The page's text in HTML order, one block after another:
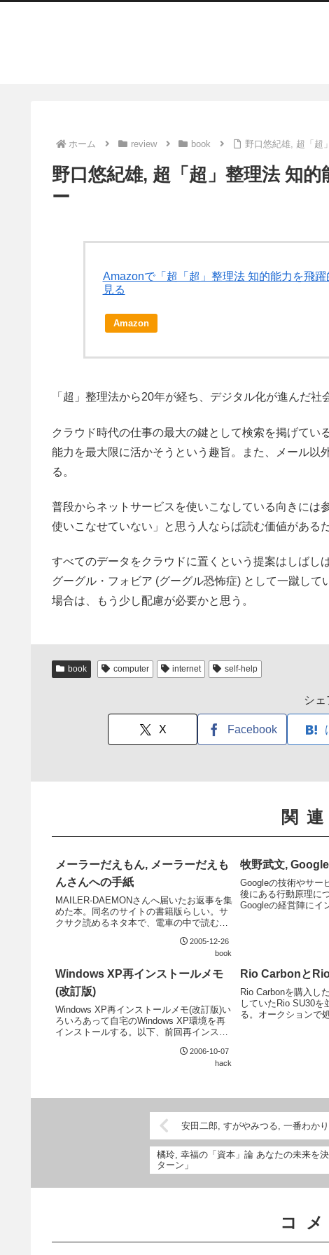
ホーム review book 野口悠紀雄, 超「超
野口悠紀雄, 超「超」整理法 知
ー
Amazonで「超「超」整理法 知的能力を飛
見る
Amazon
「超」整理法から20年が経ち、デジタル化が進んだ社
クラウド時代の仕事の最大の鍵として検索を掲げて
能力を最大限に活かそうという趣旨。また、メール以
る。
普段からネットサービスを使いこなしている向きには
使いこなせていない」と思う人ならば読む価値があるだ
すべてのデータをクラウドに置くという提案はしばし
グーグル・フォビア (グーグル恐怖症) として一蹴し
場合は、もう少し配慮が必要かと思う。
book computer internet self-help
シェ
X Facebook
関
メーラーだえもん, メーラーだえも
んさんへの手紙
MAILER-DAEMONさんへ届いたお返事を集
めた本。同名のサイトの書籍版らしい。サ
クサク読めるネタ本で、電車の中で読むの
2005-12-26
book
牧野武文,
Googleの技術やサー
後にある行動原理に
Googleの経営陣にイ
すら事業拡大を目指
Windows XP再インストールメモ
(改訂版)
Windows XP再インストールメモ(改訂版)い
ろいろあって自宅のWindows XP環境を再
インストールする。以下、前回再インスト
旧HDD間のデータコピーをするのに、普通
2006-10-07
hack
Rio Carbonと
Rio Carbonを購入し
していたRio SU30を
る。オークションで
安田二郎, すがやみつる, 一番わか
橘玲, 幸福の「資本」論 あなたの未来を
ターン」
コ